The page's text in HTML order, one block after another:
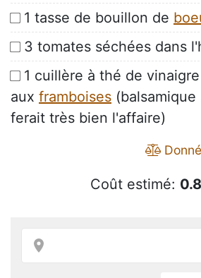
1 tasse de bouillon de
3 tomates séchées dans
1 cuillère à thé de
aux framboises
ferait très bien l'affaire)
Coût estimé: